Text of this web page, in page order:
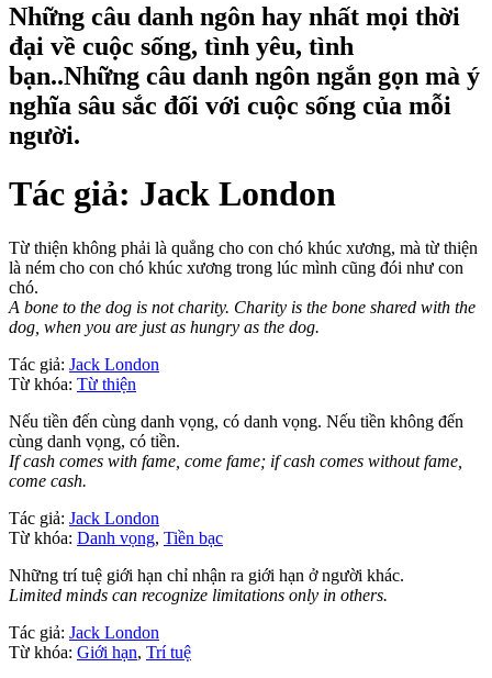
Những câu danh ngôn hay nhất mọi thời
đại về cuộc sống, tình yêu, tình
bạn..Những câu danh ngôn ngắn gọn mà ý
nghĩa sâu sắc đối với cuộc sống của mỗi
người.
Tác giả: Jack London
Từ thiện không phải là quẳng cho con chó khúc xương, mà từ thiện
là ném cho con chó khúc xương trong lúc mình cũng đói như con
chó.
A bone to the dog is not charity. Charity is the bone shared with the
dog, when you are just as hungry as the dog.
Tác giả: Jack London
Từ khóa: Từ thiện
Nếu tiền đến cùng danh vọng, có danh vọng. Nếu tiền không đến
cùng danh vọng, có tiền.
If cash comes with fame, come fame; if cash comes without fame,
come cash.
Tác giả: Jack London
Từ khóa: Danh vọng, Tiền bạc
Những trí tuệ giới hạn chỉ nhận ra giới hạn ở người khác.
Limited minds can recognize limitations only in others.
Tác giả: Jack London
Từ khóa: Giới hạn, Trí tuệ